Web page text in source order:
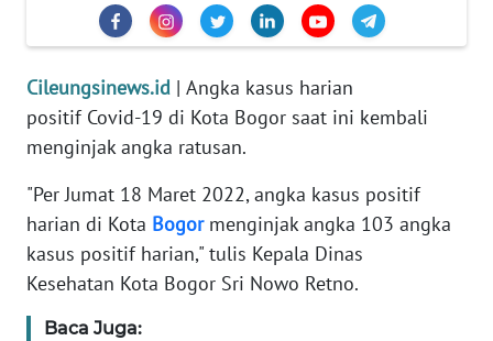
Cileungsinews.id | Angka kasus harian
positif Covid-19 di Kota Bogor saat ini kembali
menginjak angka ratusan.
"Per Jumat 18 Maret 2022, angka kasus positif
harian di Kota Bogormenginjak angka 103 angka
kasus positif harian," tulis Kepala Dinas
Kesehatan Kota Bogor Sri Nowo Retno.
Baca Juga:
PEDOMAN
SIBER
REDAKSI
KARIR
DISCLAIMER
Wahana